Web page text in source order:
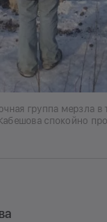
группа мерзла
спокойно